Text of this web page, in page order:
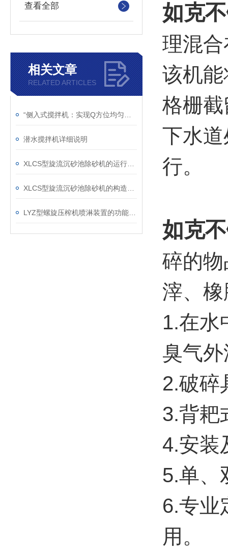
查看全部
相关文章
RELATED ARTICLES
潜水搅拌机详细说明
如克
理混
该机
格栅
下水
行。
如克
碎的
滓、
1.在水
臭气
2.破碎
3.背耙
4.安装
5.单、
6.专业
用。